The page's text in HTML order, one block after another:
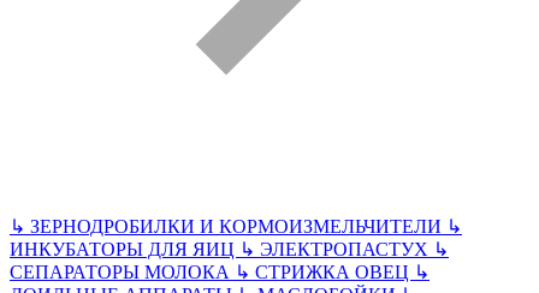
↳ ЗЕРНОДРОБИЛКИ И КОРМОИЗМЕЛЬЧИТЕЛИ ↳
ИНКУБАТОРЫ ДЛЯ ЯИЦ ↳ ЭЛЕКТРОПАСТУХ ↳
СЕПАРАТОРЫ МОЛОКА ↳ СТРИЖКА ОВЕЦ ↳